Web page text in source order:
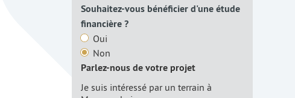
Souhaitez-vous bénéficier d'une étude
financière ?
Oui
Non
Parlez-nous de votre projet